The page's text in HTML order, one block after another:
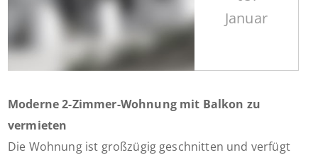
Januar
Moderne 2-Zimmer-Wohnung mit Balkon zu
vermieten
Die Wohnung ist großzügig geschnitten und verfügt